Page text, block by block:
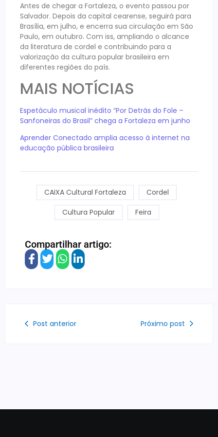
Antes de chegar a Fortaleza, o evento passou por
Salvador. Depois da capital cearense, seguirá para
Brasília, em julho, e encerra sua circulação em São
Paulo, em outubro. Com iss, ampliando o alcance
da literatura de cordel e contribuindo para a
valorização da cultura popular brasileira em
diferentes regiões do país.
MAIS NOTÍCIAS
Espetáculo musical inédito “Por Detrás do Fole –
Sanfoneiras do Brasil” chega a Fortaleza em junho
Aprender Conectado amplia acesso à internet na
educação pública brasileira
CAIXA Cultural Fortaleza Cordel
Cultura Popular Feira
Compartilhar artigo:
Post anterior Próximo post